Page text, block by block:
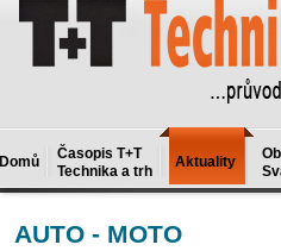
Domů
Časopis T+T
Technika a trh
Aktuality
AUTO - MOTO